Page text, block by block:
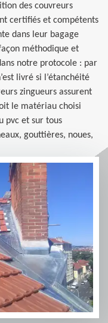
des couvreurs
certifiés et compétents
dans leur bagage
méthodique et
notre protocole : par
livré si l’étanchéité
zingueurs assurent
le matériau choisi
pvc et sur tous
gouttières, noues,